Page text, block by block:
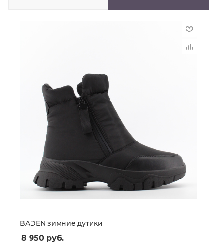
BADEN зимние дутики
8 950 руб.